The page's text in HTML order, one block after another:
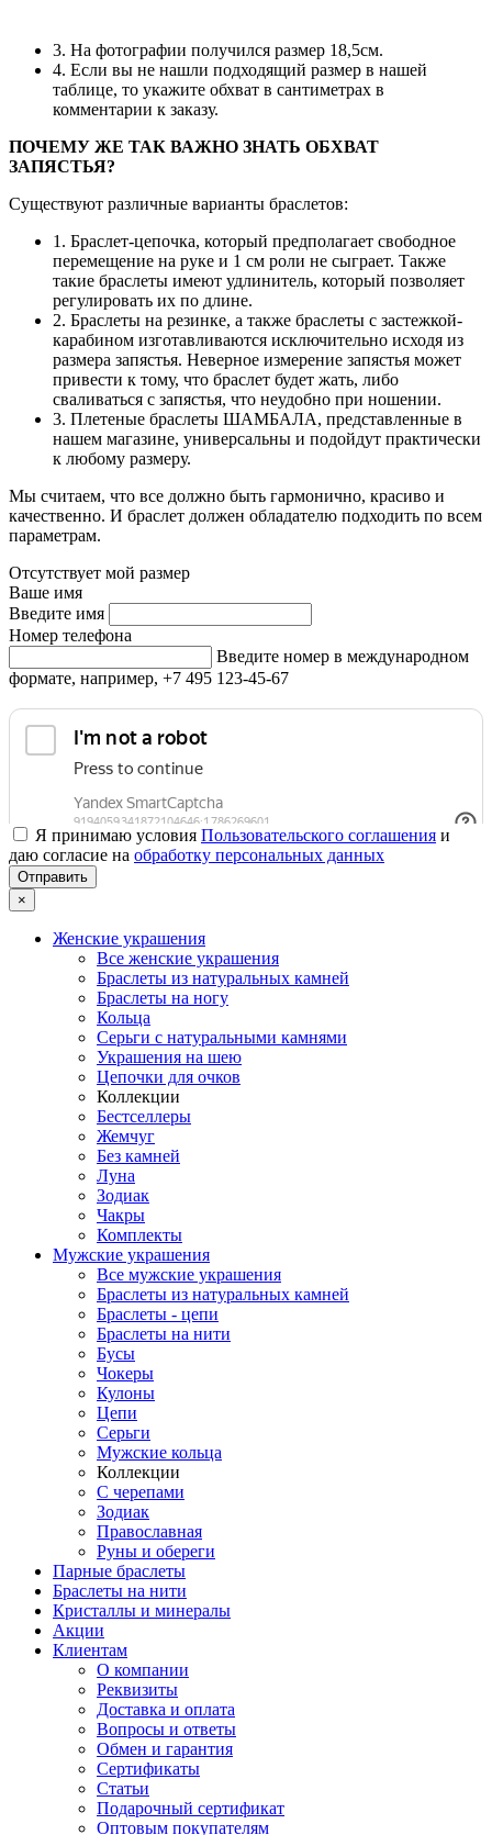
3. На фотографии получился размер 18,5см.
4. Если вы не нашли подходящий размер в нашей
таблице, то укажите обхват в сантиметрах в
комментарии к заказу.
ПОЧЕМУ ЖЕ ТАК ВАЖНО ЗНАТЬ ОБХВАТ
ЗАПЯСТЬЯ?
Существуют различные варианты браслетов:
1. Браслет-цепочка, который предполагает свободное
перемещение на руке и 1 см роли не сыграет. Также
такие браслеты имеют удлинитель, который позволяет
регулировать их по длине.
2. Браслеты на резинке, а также браслеты с застежкой-
карабином изготавливаются исключительно исходя из
размера запястья. Неверное измерение запястья может
привести к тому, что браслет будет жать, либо
сваливаться с запястья, что неудобно при ношении.
3. Плетеные браслеты ШАМБАЛА, представленные в
нашем магазине, универсальны и подойдут практически
к любому размеру.
Мы считаем, что все должно быть гармонично, красиво и
качественно. И браслет должен обладателю подходить по всем
параметрам.
Отсутствует мой размер
Ваше имя
Введите имя
Номер телефона
Введите номер в международном
формате, например, +7 495 123-45-67
Я принимаю условия Пользовательского соглашения и
даю согласие на обработку персональных данных
×
Женские украшения
Все женские украшения
Браслеты из натуральных камней
Браслеты на ногу
Кольца
Серьги с натуральными камнями
Украшения на шею
Цепочки для очков
Коллекции
Бестселлеры
Жемчуг
Без камней
Луна
Зодиак
Чакры
Комплекты
Мужские украшения
Все мужские украшения
Браслеты из натуральных камней
Браслеты - цепи
Браслеты на нити
Бусы
Чокеры
Кулоны
Цепи
Серьги
Мужские кольца
Коллекции
С черепами
Зодиак
Православная
Руны и обереги
Парные браслеты
Браслеты на нити
Кристаллы и минералы
Акции
Клиентам
О компании
Реквизиты
Доставка и оплата
Вопросы и ответы
Обмен и гарантия
Сертификаты
Статьи
Подарочный сертификат
Оптовым покупателям